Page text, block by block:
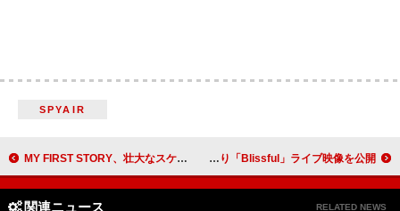
SPYAIR
MY FIRST STORY、壮大なスケールの「BREAK IT DOWN」MV公開 BE:FIRST、【BMSG FES'24】より「Blissful」ライブ映像を公開
関連ニュース RELATED NEWS